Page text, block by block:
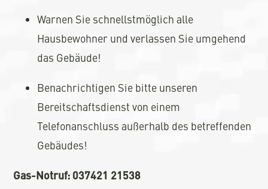
Warnen Sie schnellstmöglich alle
Hausbewohner und verlassen Sie umgehend
das Gebäude!
Benachrichtigen Sie bitte unseren
Bereitschaftsdienst von einem
Telefonanschluss außerhalb des betreffenden
Gebäudes!
Gas-Notruf: 037421 21538